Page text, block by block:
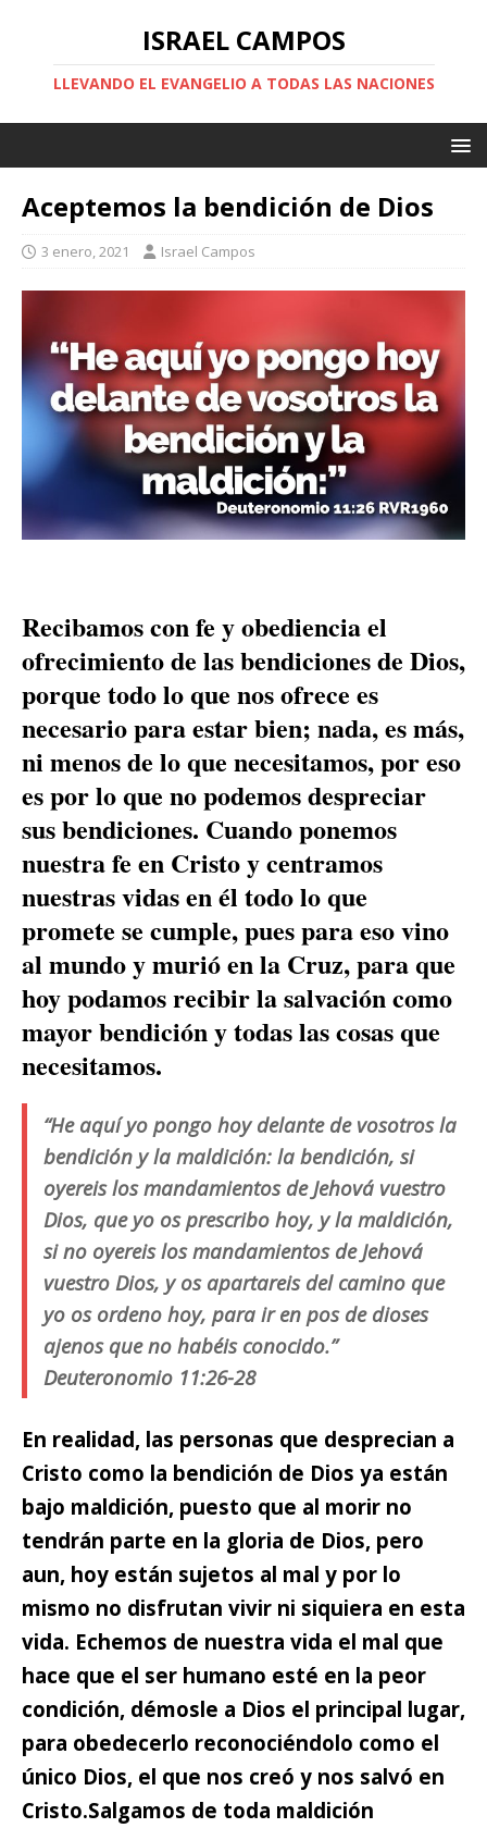
ISRAEL CAMPOS
LLEVANDO EL EVANGELIO A TODAS LAS NACIONES
Aceptemos la bendición de Dios
3 enero, 2021 Israel Campos
Recibamos con fe y obediencia el
ofrecimiento de las bendiciones de Dios,
porque todo lo que nos ofrece es
necesario para estar bien; nada, es más,
ni menos de lo que necesitamos, por eso
es por lo que no podemos despreciar
sus bendiciones. Cuando ponemos
nuestra fe en Cristo y centramos
nuestras vidas en él todo lo que
promete se cumple, pues para eso vino
al mundo y murió en la Cruz, para que
hoy podamos recibir la salvación como
mayor bendición y todas las cosas que
necesitamos.
“He aquí yo pongo hoy delante de vosotros la
bendición y la maldición: la bendición, si
oyereis los mandamientos de Jehová vuestro
Dios, que yo os prescribo hoy, y la maldición,
si no oyereis los mandamientos de Jehová
vuestro Dios, y os apartareis del camino que
yo os ordeno hoy, para ir en pos de dioses
ajenos que no habéis conocido.”
Deuteronomio 11:26-28
En realidad, las personas que desprecian a
Cristo como la bendición de Dios ya están
bajo maldición, puesto que al morir no
tendrán parte en la gloria de Dios, pero
aun, hoy están sujetos al mal y por lo
mismo no disfrutan vivir ni siquiera en esta
vida. Echemos de nuestra vida el mal que
hace que el ser humano esté en la peor
condición, démosle a Dios el principal lugar,
para obedecerlo reconociéndolo como el
único Dios, el que nos creó y nos salvó en
Cristo.Salgamos de toda maldición